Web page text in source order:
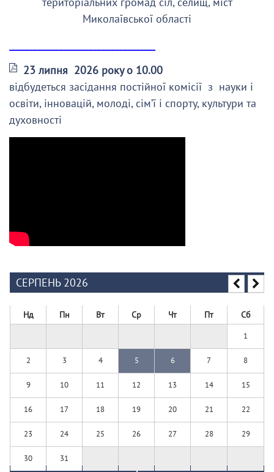
Миколаївської області
23 липня 2026 року о 10.00
відбудеться засідання постійної комісії з науки і
освіти, інновацій, молоді, сім’ї і спорту, культури та
духовності
СЕРПЕНЬ 2026
Нд Пн Вт Ср Чт Пт Сб
1
2 3 4 5 6 7 8
9 10 11 12 13 14 15
16 17 18 19 20 21 22
23 24 25 26 27 28 29
30 31